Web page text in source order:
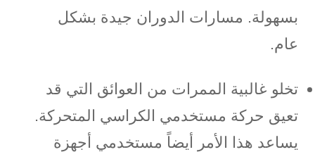
بسهولة. مسارات الدوران جيدة بشكل
عام.
تخلو غالبية الممرات من العوائق التي قد
تعيق حركة مستخدمي الكراسي المتحركة.
يساعد هذا الأمر أيضاً مستخدمي أجهزة